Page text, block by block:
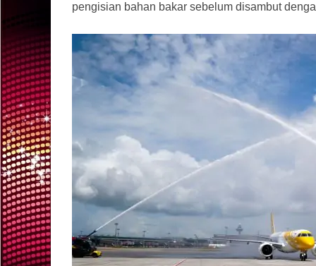
pengisian bahan bakar sebelum disambut